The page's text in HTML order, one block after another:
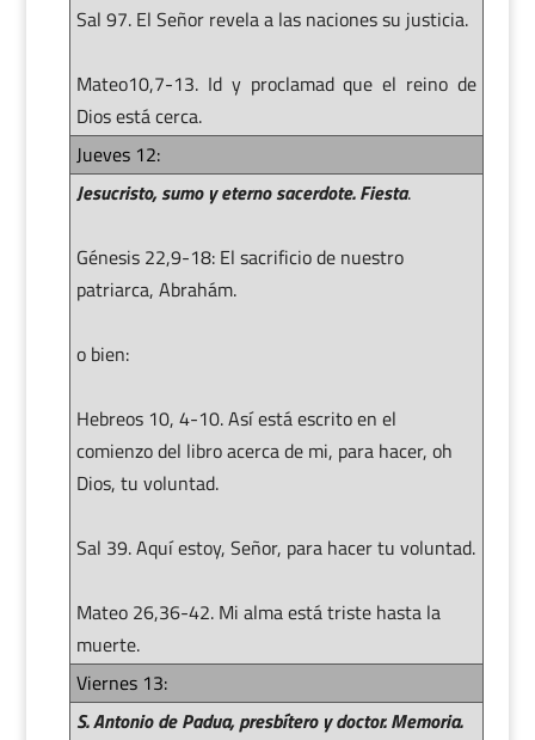
Sal 97. El Señor revela a las naciones su justicia.
Mateo10,7-13. Id y proclamad que el reino de
Dios está cerca.
Jueves 12:
Jesucristo, sumo y eterno sacerdote. Fiesta.
Génesis 22,9-18: El sacrificio de nuestro
patriarca, Abrahám.
o bien:
Hebreos 10, 4-10. Así está escrito en el
comienzo del libro acerca de mi, para hacer, oh
Dios, tu voluntad.
Sal 39. Aquí estoy, Señor, para hacer tu voluntad.
Mateo 26,36-42. Mi alma está triste hasta la
muerte.
Viernes 13:
S. Antonio de Padua, presbítero y doctor. Memoria.